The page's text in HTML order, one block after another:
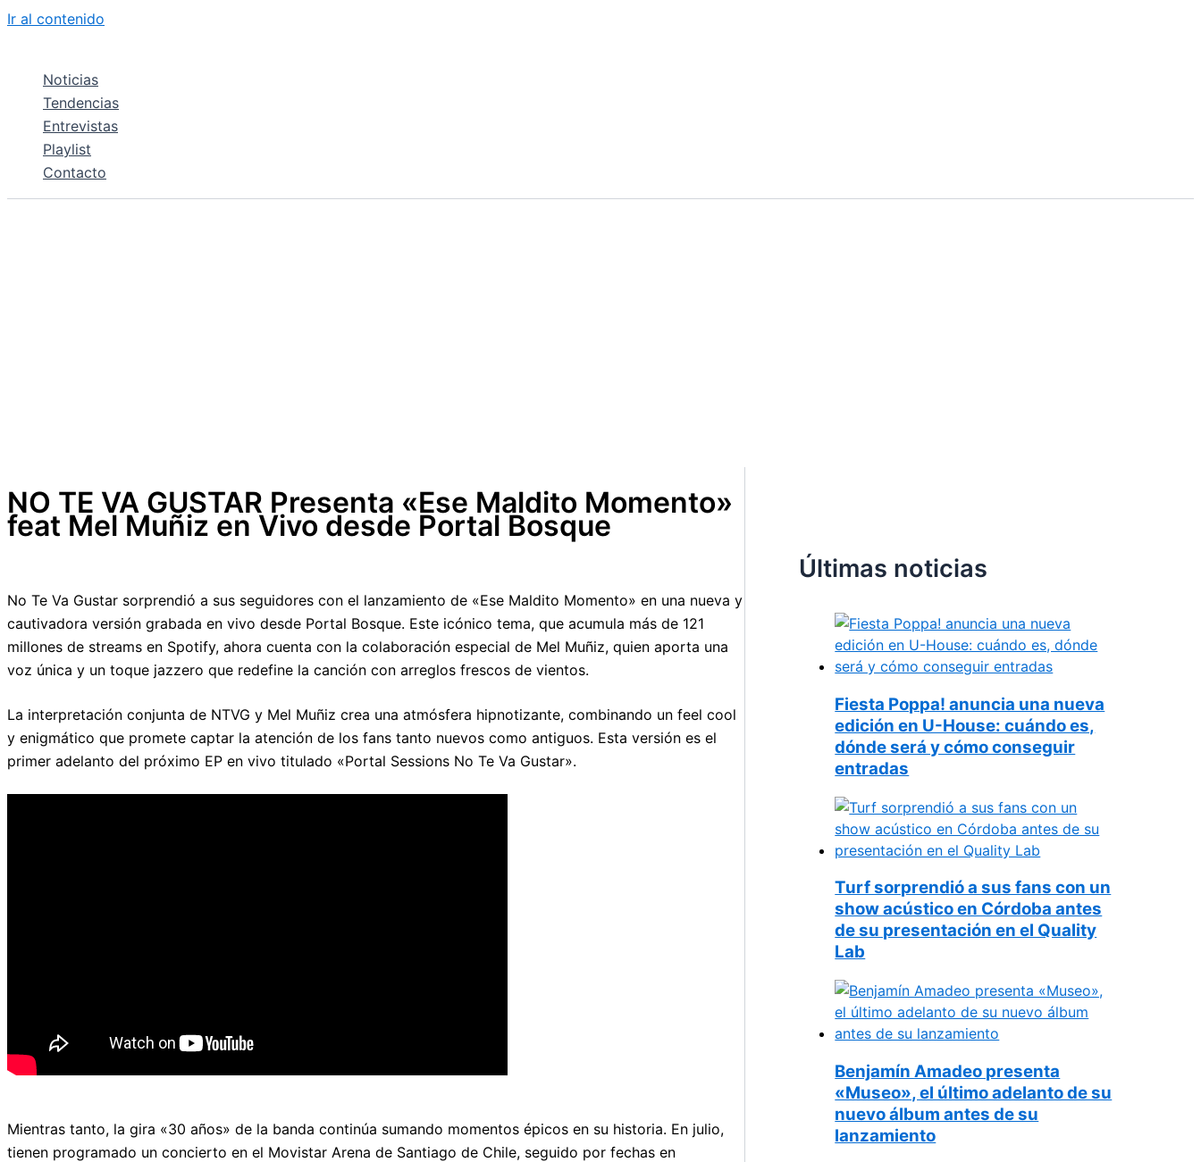
Ir al contenido
Noticias
Tendencias
Entrevistas
Playlist
Contacto
NO TE VA GUSTAR Presenta «Ese Maldito Momento»
feat Mel Muñiz en Vivo desde Portal Bosque
No Te Va Gustar sorprendió a sus seguidores con el lanzamiento de «Ese Maldito Momento» en una nueva y
cautivadora versión grabada en vivo desde Portal Bosque. Este icónico tema, que acumula más de 121
millones de streams en Spotify, ahora cuenta con la colaboración especial de Mel Muñiz, quien aporta una
voz única y un toque jazzero que redefine la canción con arreglos frescos de vientos.
La interpretación conjunta de NTVG y Mel Muñiz crea una atmósfera hipnotizante, combinando un feel cool
y enigmático que promete captar la atención de los fans tanto nuevos como antiguos. Esta versión es el
primer adelanto del próximo EP en vivo titulado «Portal Sessions No Te Va Gustar».
Mientras tanto, la gira «30 años» de la banda continúa sumando momentos épicos en su historia. En julio,
tienen programado un concierto en el Movistar Arena de Santiago de Chile, seguido por fechas en
Últimas noticias
Fiesta Poppa! anuncia una nueva
edición en U-House: cuándo es,
dónde será y cómo conseguir
entradas
Turf sorprendió a sus fans con un
show acústico en Córdoba antes
de su presentación en el Quality
Lab
Benjamín Amadeo presenta
«Museo», el último adelanto de su
nuevo álbum antes de su
lanzamiento